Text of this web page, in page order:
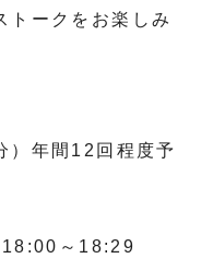
トークをお楽しみ
）年間12回程度予
～18:29